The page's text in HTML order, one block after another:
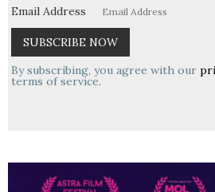
Email Address
By subscribing, you agree with our
terms of service.